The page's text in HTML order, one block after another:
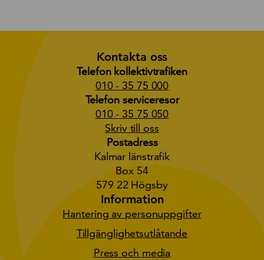
Kontakta oss
Telefon kollektivtrafiken
010 - 35 75 000
Telefon serviceresor
010 - 35 75 050
Skriv till oss
Postadress
Kalmar länstrafik
Box 54
579 22 Högsby
Information
Hantering av personuppgifter
Tillgänglighetsutlåtande
Press och media